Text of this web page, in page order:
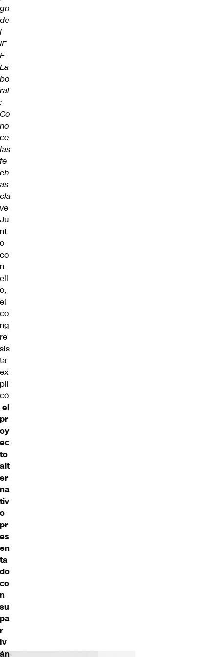
go
de
l
IF
E
La
bo
ral
:
Co
no
ce
las
fe
ch
as
cla
ve
Ju
nt
o
co
n
ell
o,
el
co
ng
re
sis
ta
ex
pli
có
el
pr
oy
ec
to
alt
er
na
tiv
o
pr
es
en
ta
do
co
n
su
pa
r
Iv
án